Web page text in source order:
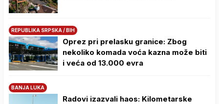
REPUBLIKA SRPSKA / BIH
Oprez pri prelasku granice: Zbog
nekoliko komada voća kazna može biti
i veća od 13.000 evra
BANJA LUKA
Radovi izazvali haos: Kilometarske